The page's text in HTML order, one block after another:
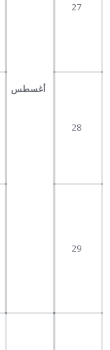
أغسطس
27
28
29